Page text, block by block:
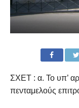
ΣΧΕΤ : α. Το υπ’
πενταμελούς